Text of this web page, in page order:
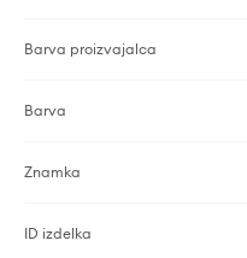
Barva proizvajalca
Barva
Znamka
ID izdelka